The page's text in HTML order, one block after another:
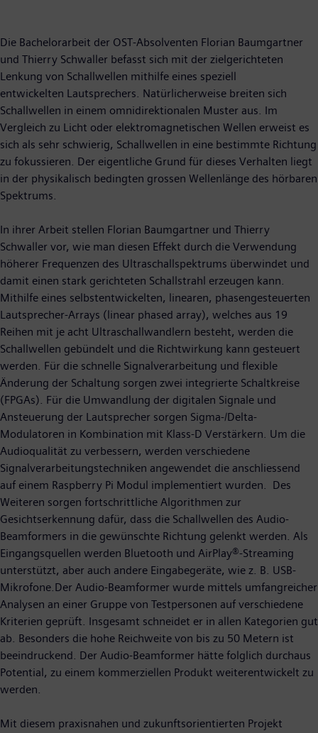
Die Bachelorarbeit der OST-Absolventen Florian Baumgartner
und Thierry Schwaller befasst sich mit der zielgerichteten
Lenkung von Schallwellen mithilfe eines speziell
entwickelten Lautsprechers. Natürlicherweise breiten sich
Schallwellen in einem omnidirektionalen Muster aus. Im
Vergleich zu Licht oder elektromagnetischen Wellen erweist es
sich als sehr schwierig, Schallwellen in eine bestimmte Richtung
zu fokussieren. Der eigentliche Grund für dieses Verhalten liegt
in der physikalisch bedingten grossen Wellenlänge des hörbaren
Spektrums.
In ihrer Arbeit stellen Florian Baumgartner und Thierry
Schwaller vor, wie man diesen Effekt durch die Verwendung
höherer Frequenzen des Ultraschallspektrums überwindet und
damit einen stark gerichteten Schallstrahl erzeugen kann.
Mithilfe eines selbstentwickelten, linearen, phasengesteuerten
Lautsprecher-Arrays (linear phased array), welches aus 19
Reihen mit je acht Ultraschallwandlern besteht, werden die
Schallwellen gebündelt und die Richtwirkung kann gesteuert
werden. Für die schnelle Signalverarbeitung und flexible
Änderung der Schaltung sorgen zwei integrierte Schaltkreise
(FPGAs). Für die Umwandlung der digitalen Signale und
Ansteuerung der Lautsprecher sorgen Sigma-/Delta-
Modulatoren in Kombination mit Klass-D Verstärkern. Um die
Audioqualität zu verbessern, werden verschiedene
Signalverarbeitungstechniken angewendet die anschliessend
auf einem Raspberry Pi Modul implementiert wurden. Des
Weiteren sorgen fortschrittliche Algorithmen zur
Gesichtserkennung dafür, dass die Schallwellen des Audio-
Beamformers in die gewünschte Richtung gelenkt werden. Als
Eingangsquellen werden Bluetooth und AirPlay®-Streaming
unterstützt, aber auch andere Eingabegeräte, wie z. B. USB-
Mikrofone.Der Audio-Beamformer wurde mittels umfangreicher
Analysen an einer Gruppe von Testpersonen auf verschiedene
Kriterien geprüft. Insgesamt schneidet er in allen Kategorien gut
ab. Besonders die hohe Reichweite von bis zu 50 Metern ist
beeindruckend. Der Audio-Beamformer hätte folglich durchaus
Potential, zu einem kommerziellen Produkt weiterentwickelt zu
werden.
Mit diesem praxisnahen und zukunftsorientierten Projekt